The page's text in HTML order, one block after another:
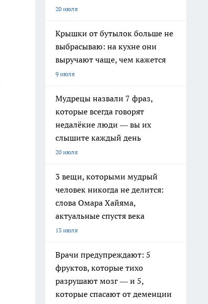
20 июля
Крышки от бутылок больше не
выбрасываю: на кухне они
выручают чаще, чем кажется
9 июля
Мудрецы назвали 7 фраз,
которые всегда говорят
недалёкие люди — вы их
слышите каждый день
20 июля
3 вещи, которыми мудрый
человек никогда не делится:
слова Омара Хайяма,
актуальные спустя века
13 июля
Врачи предупреждают: 5
фруктов, которые тихо
разрушают мозг — и 5,
которые спасают от деменции